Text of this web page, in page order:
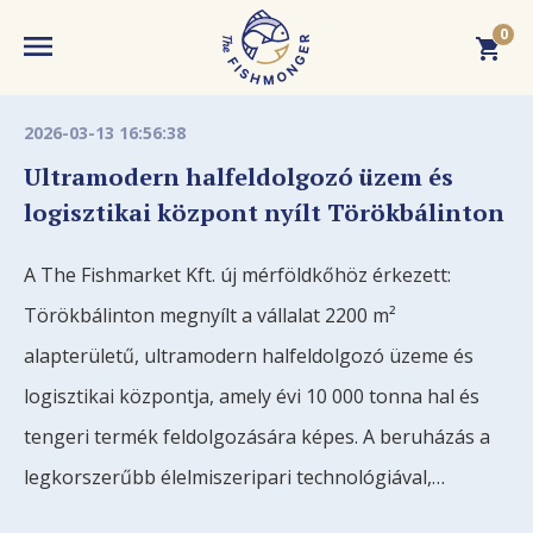
WEBSHOP
FISHMONGER
Dokk Büfé
AKTUÁLIS
TUDÁSTÁR
0
2026-03-13 16:56:38
Ultramodern halfeldolgozó üzem és
logisztikai központ nyílt Törökbálinton
A The Fishmarket Kft. új mérföldkőhöz érkezett:
Törökbálinton megnyílt a vállalat 2200 m²
alapterületű, ultramodern halfeldolgozó üzeme és
logisztikai központja, amely évi 10 000 tonna hal és
tengeri termék feldolgozására képes. A beruházás a
legkorszerűbb élelmiszeripari technológiával,